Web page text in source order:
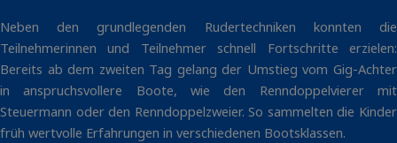
Neben den grundlegenden Rudertechniken konnten die
Teilnehmerinnen und Teilnehmer schnell Fortschritte erzielen:
Bereits ab dem zweiten Tag gelang der Umstieg vom Gig-Achter
in anspruchsvollere Boote, wie den Renndoppelvierer mit
Steuermann oder den Renndoppelzweier. So sammelten die Kinder
früh wertvolle Erfahrungen in verschiedenen Bootsklassen.